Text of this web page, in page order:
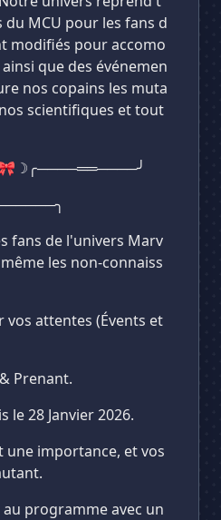
du MCU pour les fans d
modifiés pour accomo
que des événemen
nos copains les muta
scientifiques et tout
fans de l'univers Marv
les non-connaiss
vos attentes (Évents et
Prenant.
le 28 Janvier 2026.
une importance, et vos
programme avec un